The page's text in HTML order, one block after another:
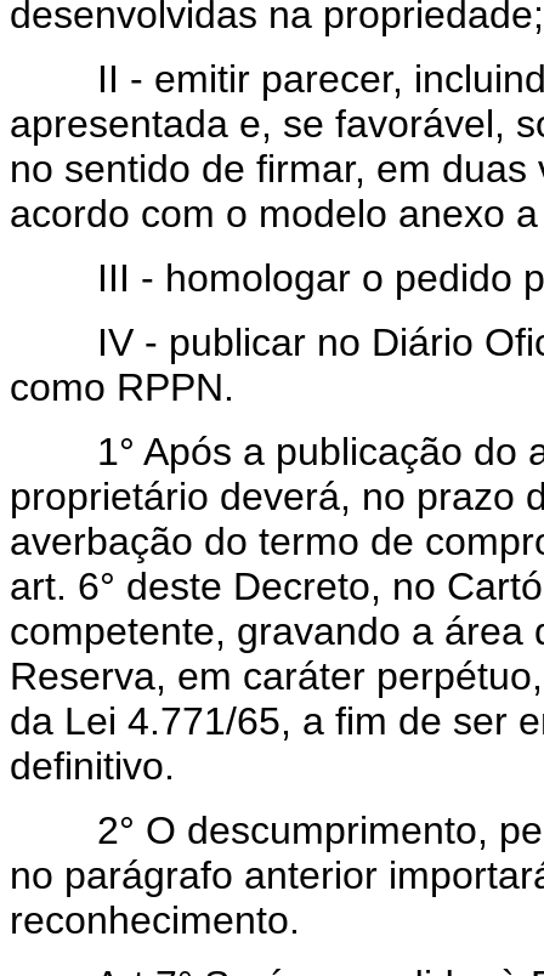
desenvolvidas na propriedade;
II - emitir parecer,
apresentada e, se favorável,
no sentido de firmar, em
acordo com o modelo anexo
III - homologar o pedido
IV - publicar no Diário
como RPPN.
1° Após a publicação do
proprietário deverá, no prazo
averbação do termo de
art. 6° deste Decreto, no
competente, gravando a área
Reserva, em caráter
da Lei 4.771/65, a fim de ser
definitivo.
2° O descumprimento,
no parágrafo anterior
reconhecimento.